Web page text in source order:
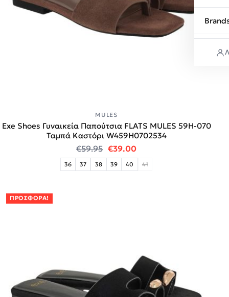
MULES
Exe Shoes Γυναικεία Παπούτσια FLATS MULES 59H-070
Ταμπά Καστόρι W459H0702534
€59.95 Original price was: €59.95.
€39.00Η τρέχουσα τιμή
36 37 38 39 40 41
ΠΡΟΣΦΟΡΆ!